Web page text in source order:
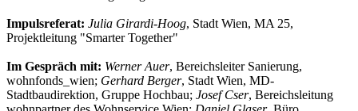
Impulsreferat: Julia Girardi-Hoog, Stadt Wien, MA 25,
Projektleitung "Smarter Together"
Im Gespräch mit: Werner Auer, Bereichsleiter Sanierung,
wohnfonds_wien; Gerhard Berger, Stadt Wien, MD-
Stadtbaudirektion, Gruppe Hochbau; Josef Cser, Bereichsleitung